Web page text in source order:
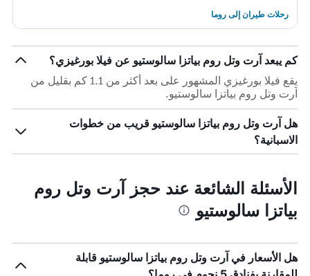
رحلات طيران إلى روما
كم يبعد آرت وتل روم بياتزا سالوستيو عن فيلا بورغيزي؟
يقع فيلا بورغيزي المشهور على بعد أكثر من 1.1 كم بقليل من
آرت وتل روم بياتزا سالوستيو.
هل آرت وتل روم بياتزا سالوستيو قريب من خطوات
الاسبانية؟
الأسئلة الشائعة عند حجز آرت وتل روم
بياتزا سالوستيو
هل الأسعار في آرت وتل روم بياتزا سالوستيو قابلة